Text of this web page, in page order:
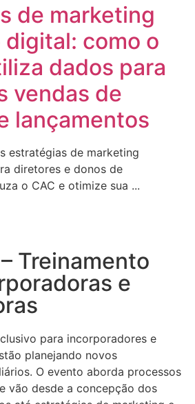
de marketing
como o
dados para
vendas de
lançamentos
estratégias de marketing
diretores e donos de
o CAC e otimize sua ...
Treinamento
e
para incorporadores e
planejando novos
O evento aborda processos
vão desde a concepção dos